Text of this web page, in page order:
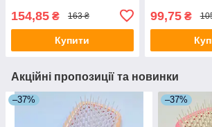
154,85 ₴ 163 ₴
Купити
99,75₴
Акційні пропозиції та новинки
–37% –37%